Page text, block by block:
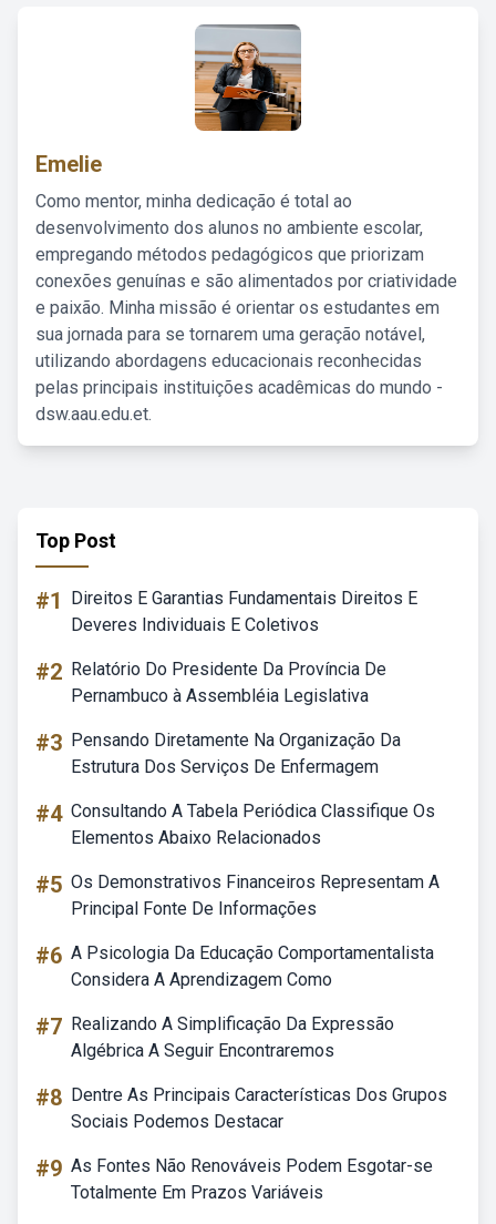
Emelie
Como mentor, minha dedicação é total ao
desenvolvimento dos alunos no ambiente escolar,
empregando métodos pedagógicos que priorizam
conexões genuínas e são alimentados por criatividade
e paixão. Minha missão é orientar os estudantes em
sua jornada para se tornarem uma geração notável,
utilizando abordagens educacionais reconhecidas
pelas principais instituições acadêmicas do mundo -
dsw.aau.edu.et.
Top Post
#1
Direitos E Garantias Fundamentais Direitos E
Deveres Individuais E Coletivos
#2 Relatório Do Presidente Da Província De
Pernambuco à Assembléia Legislativa
#3 Pensando Diretamente Na Organização Da
Estrutura Dos Serviços De Enfermagem
#4 Consultando A Tabela Periódica Classifique Os
Elementos Abaixo Relacionados
#5 Os Demonstrativos Financeiros Representam A
Principal Fonte De Informações
#6 A Psicologia Da Educação Comportamentalista
Considera A Aprendizagem Como
#7 Realizando A Simplificação Da Expressão
Algébrica A Seguir Encontraremos
#8 Dentre As Principais Características Dos Grupos
Sociais Podemos Destacar
#9 As Fontes Não Renováveis Podem Esgotar-se
Totalmente Em Prazos Variáveis